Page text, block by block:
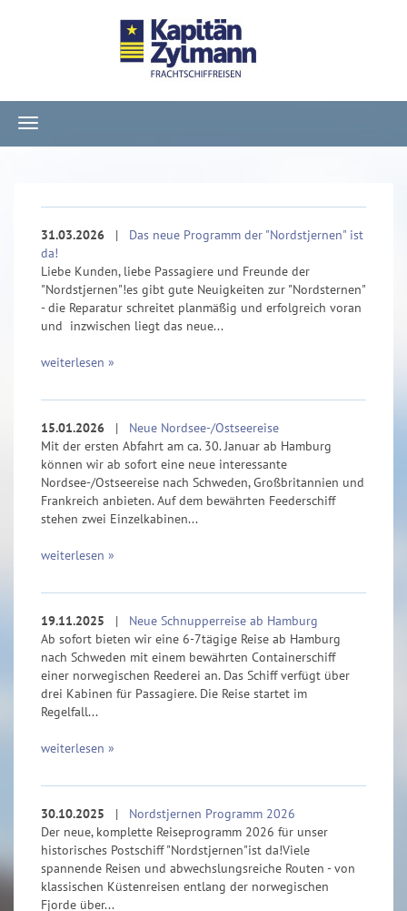
Navigation
ein-/ausblenden
31.03.2026 | Das neue Programm der "Nordstjernen" ist
da!
Liebe Kunden, liebe Passagiere und Freunde der
"Nordstjernen"!es gibt gute Neuigkeiten zur "Nordsternen"
- die Reparatur schreitet planmäßig und erfolgreich voran
und inzwischen liegt das neue...
weiterlesen »
15.01.2026 | Neue Nordsee-/Ostseereise
Mit der ersten Abfahrt am ca. 30. Januar ab Hamburg
können wir ab sofort eine neue interessante
Nordsee-/Ostseereise nach Schweden, Großbritannien und
Frankreich anbieten. Auf dem bewährten Feederschiff
stehen zwei Einzelkabinen...
weiterlesen »
19.11.2025 | Neue Schnupperreise ab Hamburg
Ab sofort bieten wir eine 6-7tägige Reise ab Hamburg
nach Schweden mit einem bewährten Containerschiff
einer norwegischen Reederei an. Das Schiff verfügt über
drei Kabinen für Passagiere. Die Reise startet im
Regelfall...
weiterlesen »
30.10.2025 | Nordstjernen Programm 2026
Der neue, komplette Reiseprogramm 2026 für unser
historisches Postschiff "Nordstjernen"ist da!Viele
spannende Reisen und abwechslungsreiche Routen - von
klassischen Küstenreisen entlang der norwegischen
Fjorde über...